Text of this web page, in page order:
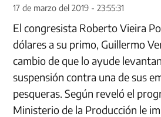
17 de marzo del 2019 - 23:55:31
El congresista Roberto Vieira
dólares a su primo, Guillermo
cambio de que lo ayude
suspensión contra una de sus
pesqueras. Según reveló el
Ministerio de la Producción le